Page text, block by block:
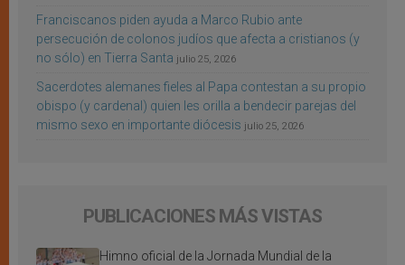
Franciscanos piden ayuda a Marco Rubio ante
persecución de colonos judíos que afecta a cristianos (y
no sólo) en Tierra Santa julio 25, 2026
Sacerdotes alemanes fieles al Papa contestan a su propio
obispo (y cardenal) quien les orilla a bendecir parejas del
mismo sexo en importante diócesis julio 25, 2026
PUBLICACIONES MÁS VISTAS
Himno oficial de la Jornada Mundial de la